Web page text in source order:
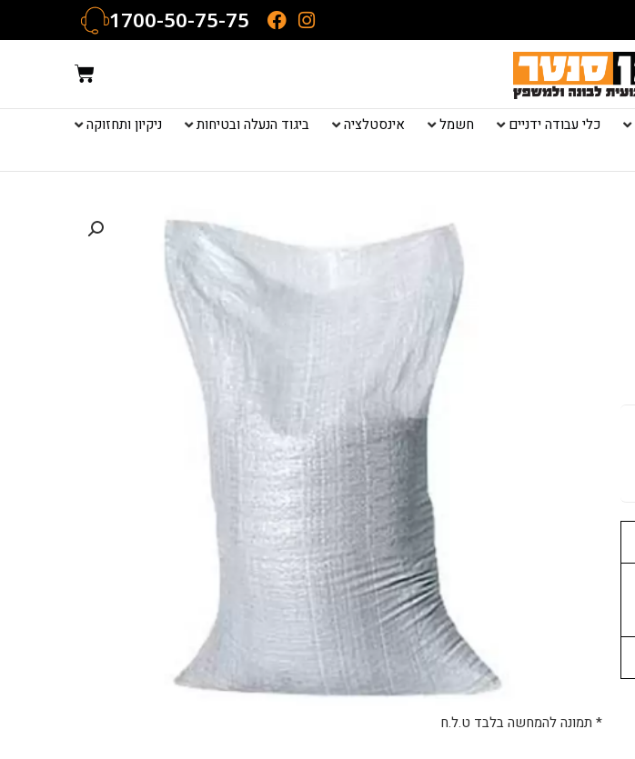
1700-50-75-75
עגלת
קניות
כלי עבודה ידניים חשמל אינסטלציה ביגוד הנעלה ובטיחות
ניקיון ותחזוקה
* תמונה להמחשה בלבד ט.ל.ח